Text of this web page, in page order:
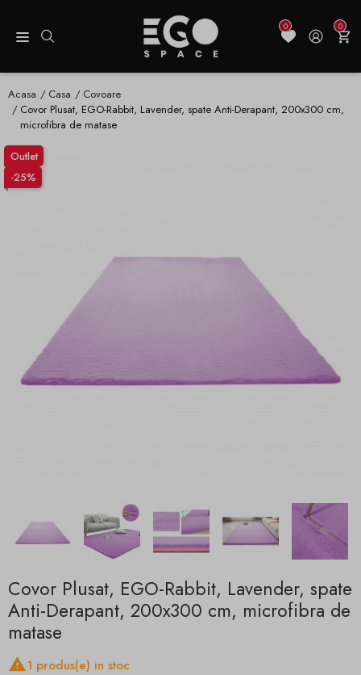
0 0
Acasa Casa
Covoare
Covor Plusat, EGO-Rabbit, Lavender, spate Anti-Derapant, 200x300 cm,
microfibra de matase
Outlet
-25%
Covor Plusat, EGO-Rabbit, Lavender, spate
Anti-Derapant, 200x300 cm, microfibra de
matase
1 produs(e) in stoc